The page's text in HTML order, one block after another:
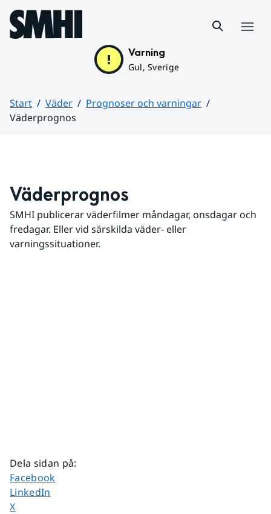
Hoppa till sidans innehåll
Varning
Gul, Sverige
Start Väder
Prognoser och varningar
Väderprognos
Väderprognos
SMHI publicerar väderfilmer måndagar, onsdagar och
fredagar. Eller vid särskilda väder- eller
varningssituationer.
Dela sidan på:
Dela sidan på
Facebook
Dela sidan på
LinkedIn
Dela sidan på
X